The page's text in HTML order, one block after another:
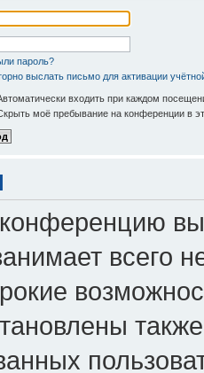
пароль?
выслать письмо для активации
входить при каждом
моё пребывание на конференции в
всего